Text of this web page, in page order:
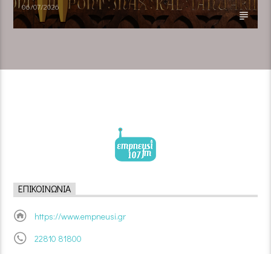
06/07/2026
ΕΠΙΚΟΙΝΩΝΊΑ
https://www.empneusi.gr
22810 81800